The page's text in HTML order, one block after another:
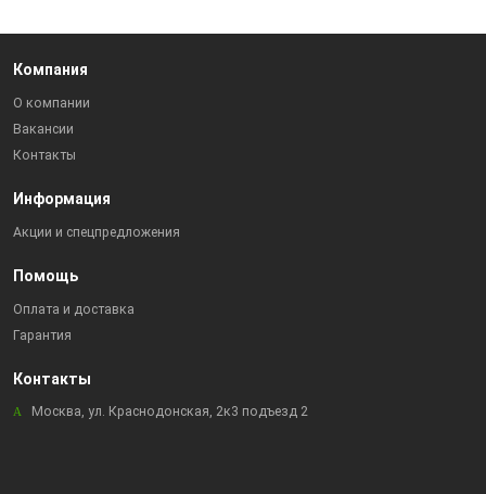
Компания
О компании
Вакансии
Контакты
Информация
Акции и спецпредложения
Помощь
Оплата и доставка
Гарантия
Контакты
Москва, ул. Краснодонская, 2к3 подъезд 2